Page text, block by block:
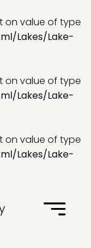
on value of type
Lakes/Lake-
on value of type
Lakes/Lake-
on value of type
Lakes/Lake-